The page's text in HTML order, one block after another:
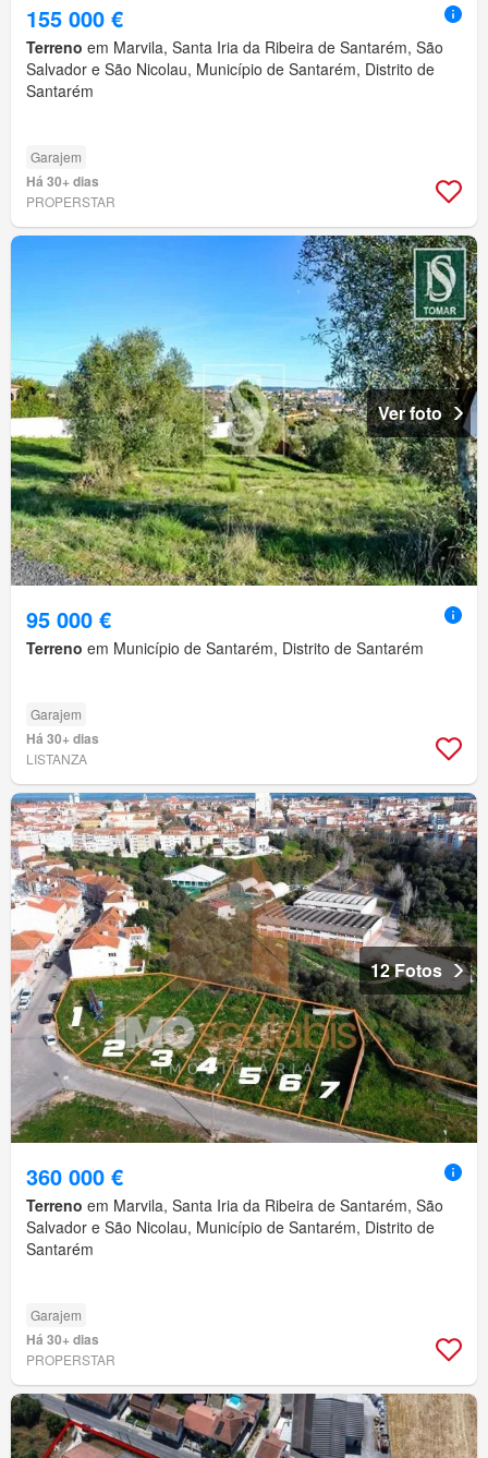
155 000 €
Terreno em Marvila, Santa Iria da Ribeira de Santarém, São
Salvador e São Nicolau, Município de Santarém, Distrito de
Santarém
Garajem
Há 30+ dias
PROPERSTAR
Ver foto
95 000 €
Terreno em Município de Santarém, Distrito de Santarém
Garajem
Há 30+ dias
LISTANZA
12 Fotos
360 000 €
Terreno em Marvila, Santa Iria da Ribeira de Santarém, São
Salvador e São Nicolau, Município de Santarém, Distrito de
Santarém
Garajem
Há 30+ dias
PROPERSTAR